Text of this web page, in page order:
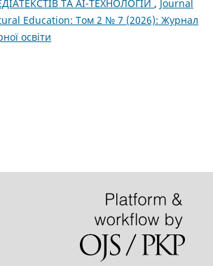
ТА AI-ТЕХНОЛОГІЙ , Journal
Education: Том 2 № 7 (2026): Журнал
освіти